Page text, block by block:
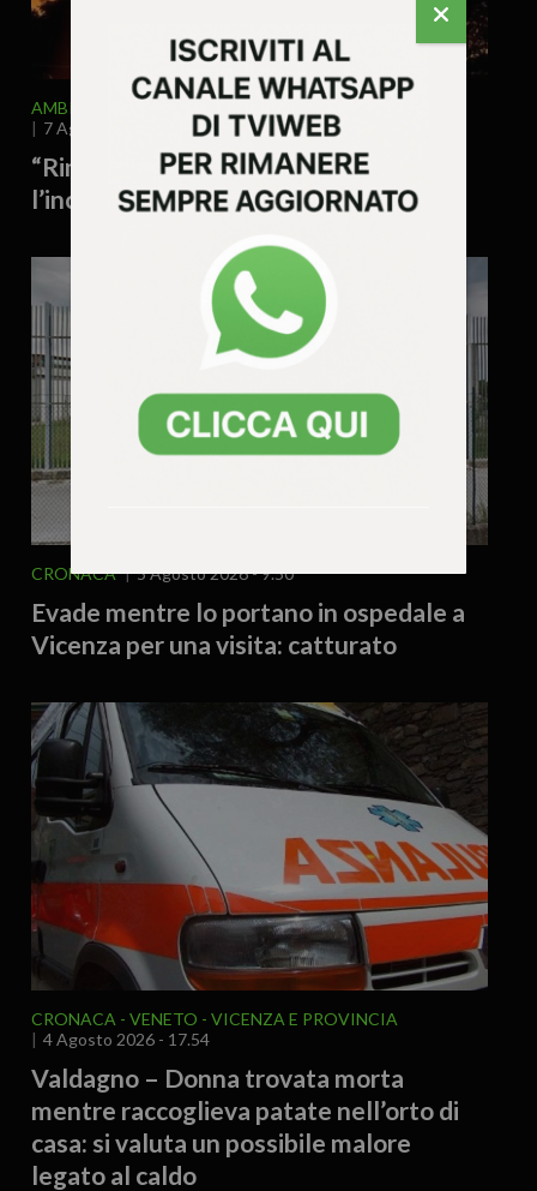
AMBIENTE
7 Agosto 2026 - 8.00
“Rimpiangeremo questa estate”:
l’incubo di un futuro a cinquanta gradi
CRONACA 5 Agosto 2026 - 9.50
Evade mentre lo portano in ospedale a
Vicenza per una visita: catturato
CRONACA VENETO
VICENZA E PROVINCIA
4 Agosto 2026 - 17.54
Valdagno – Donna trovata morta
mentre raccoglieva patate nell’orto di
casa: si valuta un possibile malore
legato al caldo